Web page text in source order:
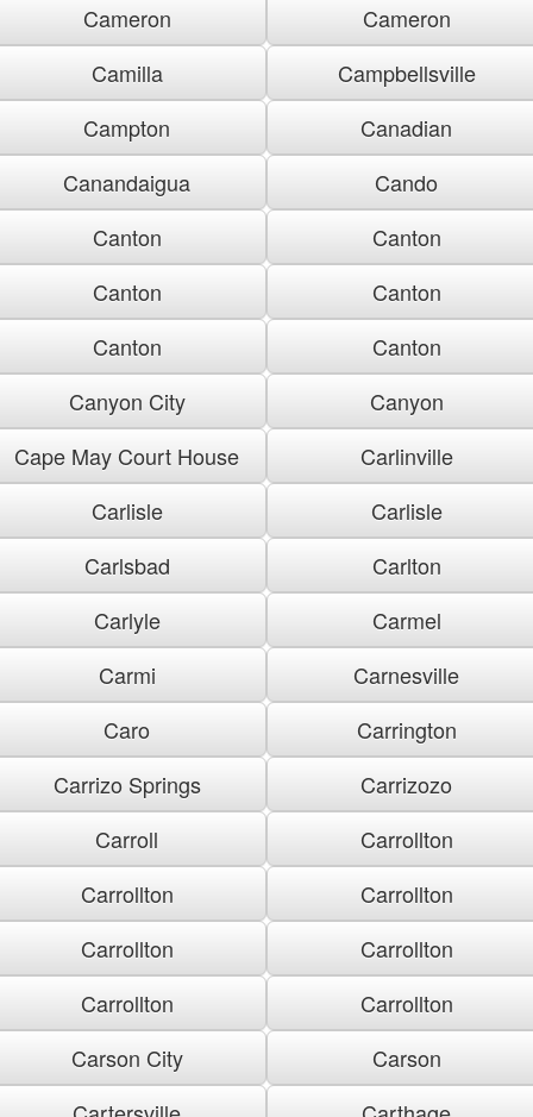
Cameron
Cameron
Camilla
Campbellsville
Campton
Canadian
Canandaigua
Cando
Canton
Canton
Canton
Canton
Canton
Canton
Canyon City
Canyon
Cape May Court House
Carlinville
Carlisle
Carlisle
Carlsbad
Carlton
Carlyle
Carmel
Carmi
Carnesville
Caro
Carrington
Carrizo Springs
Carrizozo
Carroll
Carrollton
Carrollton
Carrollton
Carrollton
Carrollton
Carrollton
Carrollton
Carson City
Carson